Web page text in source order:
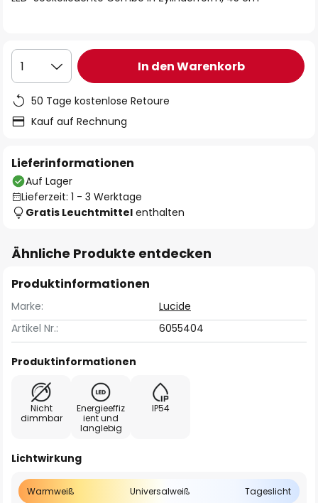
1 In den Warenkorb
50 Tage kostenlose Retoure
Kauf auf Rechnung
Lieferinformationen
Auf Lager
Lieferzeit: 1 - 3 Werktage
Gratis Leuchtmittel enthalten
Ähnliche Produkte entdecken
Produktinformationen
Marke:
Lucide
Artikel Nr.:
6055404
Produktinformationen
Nicht
dimmbar
Energieeffiz
ient und
langlebig
IP54
Lichtwirkung
Warmweiß Universalweiß Tageslicht